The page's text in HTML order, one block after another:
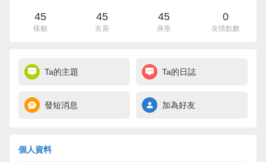
45
樣貌
45
友善
45
身形
0
友情點數
Ta的主題 Ta的日誌
發短消息 加為好友
個人資料